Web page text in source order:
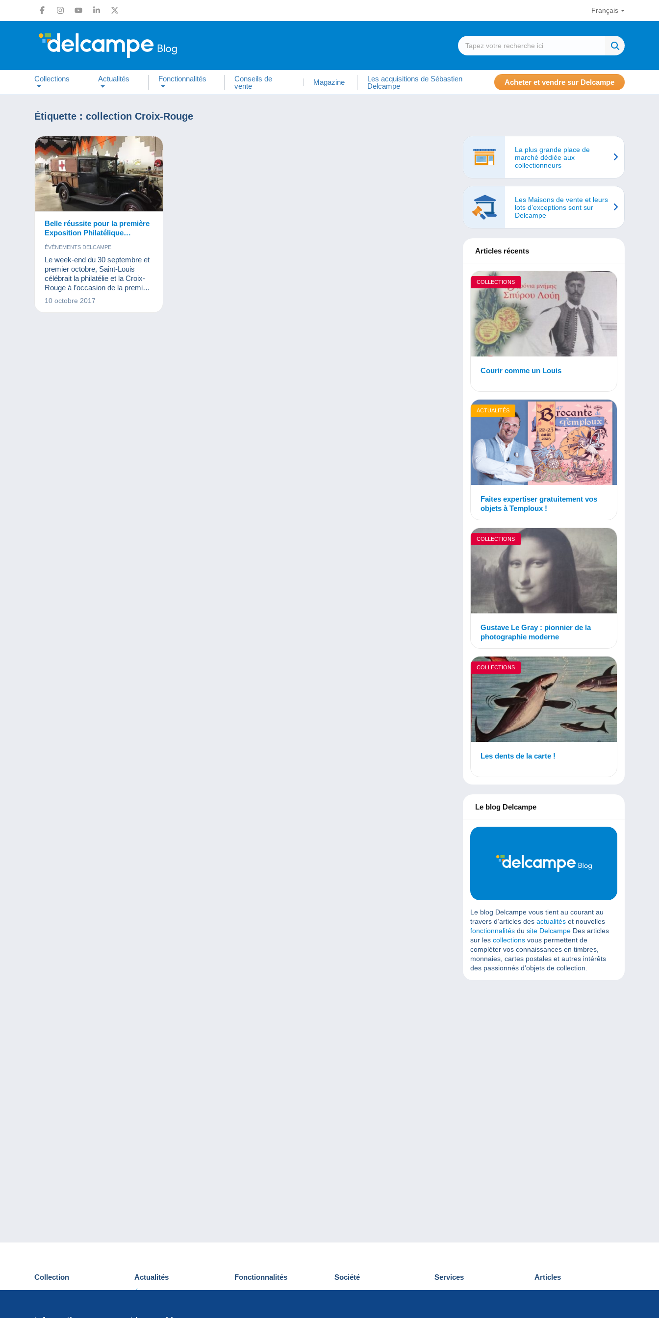
Français
Collections Actualités Fonctionnalités
Conseils de
vente
Magazine
Les acquisitions de Sébastien
Delcampe
Acheter et vendre sur Delcampe
Étiquette : collection Croix-Rouge
Belle réussite pour la première
Exposition Philatélique
Internationale Croix-Rouge à
Saint-Louis !
ÉVÉNEMENTS DELCAMPE
Le week-end du 30 septembre et
premier octobre, Saint-Louis
célébrait la philatélie et la Croix-
Rouge à l’occasion de la première
exposition philatélique
10 octobre 2017
La plus grande place de
marché dédiée aux
collectionneurs
Les Maisons de vente et leurs
lots d'exceptions sont sur
Delcampe
Articles récents
COLLECTIONS
Courir comme un Louis
ACTUALITÉS
Faites expertiser gratuitement vos
objets à Temploux !
COLLECTIONS
Gustave Le Gray : pionnier de la
photographie moderne
COLLECTIONS
Les dents de la carte !
Le blog Delcampe
Le blog Delcampe vous tient au courant au
travers d’articles des actualités et nouvelles
fonctionnalités du site Delcampe Des articles
sur les collections vous permettent de
compléter vos connaissances en timbres,
monnaies, cartes postales et autres intérêts
des passionnés d’objets de collection.
Collection
Cartes postales
Actualités
Événements Delcampe
Fonctionnalités
Nouveautés
Société
Qui sommes-nous
Services
Découvrir Delcampe
Articles